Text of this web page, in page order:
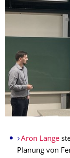
Aron Lange
Planung von